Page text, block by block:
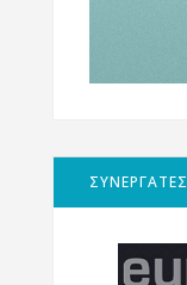
ΣΥΝΕΡΓΑΤΕΣ